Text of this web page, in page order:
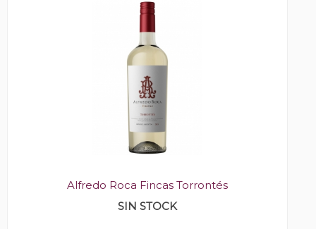
Alfredo Roca Fincas Torrontés
SIN STOCK